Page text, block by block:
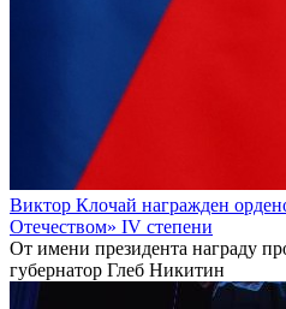
Виктор Клочай награжден
Отечеством» IV степени
От имени президента награду
губернатор Глеб Никитин